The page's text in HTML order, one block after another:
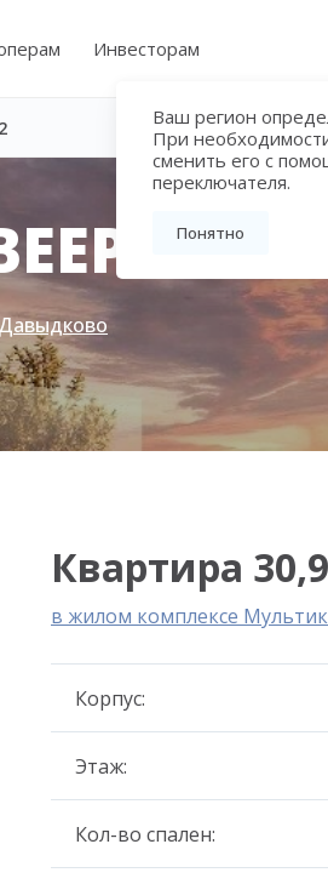
Инвесторам
Ваш регион
При
сменить его с
переключателя.
Понятно
Квартира
в жилом комплексе
Корпус:
Этаж:
Кол-во спален: